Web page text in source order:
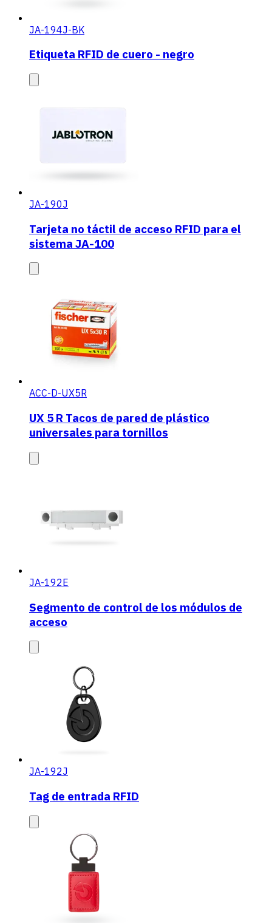
JA-194J-BK
Etiqueta RFID de cuero - negro
JA-190J
Tarjeta no táctil de acceso RFID para el
sistema JA-100
ACC-D-UX5R
UX 5 R Tacos de pared de plástico
universales para tornillos
JA-192E
Segmento de control de los módulos de
acceso
JA-192J
Tag de entrada RFID